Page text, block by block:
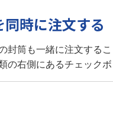
時に注文する
筒も一緒に注文するこ
右側にあるチェックボ